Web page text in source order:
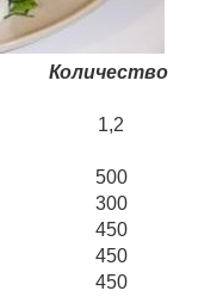
Количество
1,2
500
300
450
450
450